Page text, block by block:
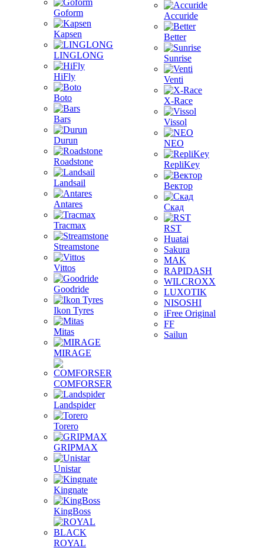
Goform
Kapsen
LINGLONG
HiFly
Boto
Bars
Durun
Roadstone
Landsail
Antares
Tracmax
Streamstone
Vittos
Goodride
Ikon Tyres
Mitas
MIRAGE
COMFORSER
Landspider
Torero
GRIPMAX
Unistar
Kingnate
KingBoss
ROYAL
Accuride
Better
Sunrise
Venti
X-Race
Vissol
NEO
RepliKey
Вектор
Скад
RST
Huatai
Sakura
MAK
RAPIDASH
WILCROXX
LUXOTIK
NISOSHI
iFree Original
FF
Sailun